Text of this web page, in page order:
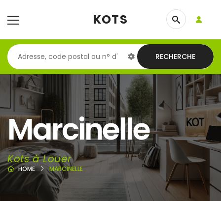
KOTS
RECHERCHE
Marcinelle
Kots à Louer
HOME MARCINELLE